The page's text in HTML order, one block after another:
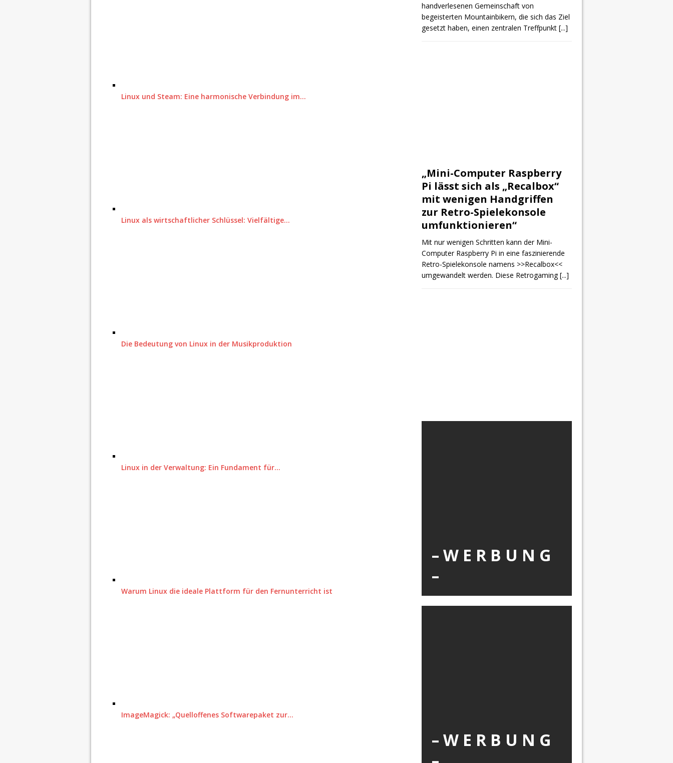
Linux und Steam: Eine harmonische Verbindung im…
Linux als wirtschaftlicher Schlüssel: Vielfältige…
Die Bedeutung von Linux in der Musikproduktion
Linux in der Verwaltung: Ein Fundament für…
Warum Linux die ideale Plattform für den Fernunterricht ist
ImageMagick: „Quelloffenes Softwarepaket zur…
handverlesenen Gemeinschaft von
begeisterten Mountainbikern, die sich das Ziel
gesetzt haben, einen zentralen Treffpunkt [...]
„Mini-Computer Raspberry
Pi lässt sich als „Recalbox“
mit wenigen Handgriffen
zur Retro-Spielekonsole
umfunktionieren“
Mit nur wenigen Schritten kann der Mini-
Computer Raspberry Pi in eine faszinierende
Retro-Spielekonsole namens >>Recalbox<<
umgewandelt werden. Diese Retrogaming[...]
– W Ε R Β U Ν G
–
– W Ε R Β U Ν G